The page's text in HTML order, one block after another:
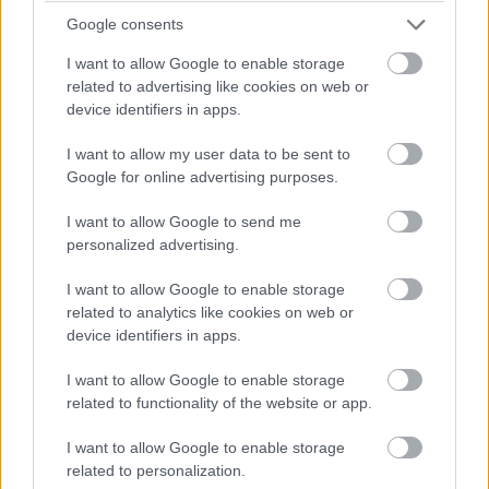
Google consents
I want to allow Google to enable storage
related to advertising like cookies on web or
device identifiers in apps.
I want to allow my user data to be sent to
Google for online advertising purposes.
I want to allow Google to send me
personalized advertising.
I want to allow Google to enable storage
related to analytics like cookies on web or
device identifiers in apps.
I want to allow Google to enable storage
related to functionality of the website or app.
I want to allow Google to enable storage
related to personalization.
forpliktelsene i forholdet mellom Kunden og
tredjeparter.
4.2 Databehandleren er ansvarlig for å behandle
Kundens Personopplysninger på vegne av den
Behandlingsansvarlige i samsvar med gjeldende
personvernlovgivning, på den måten som
overholdelse av dette punkt 4. Kundens
Personopplysninger skal behandles i henhold til
den rimelige, skriftlige instruksen fra den
Behandlingsansvarlige. Behandlingsansvarlig
bekrefter at instruksjonene er fullstendig
beskrevet i punkt 4. Hvis personvernansvarlig
gir Databehandleren ytterligere instrukser for
hvordan Kundens Personopplysninger skal
behandles, har Databehandleren rett til å få